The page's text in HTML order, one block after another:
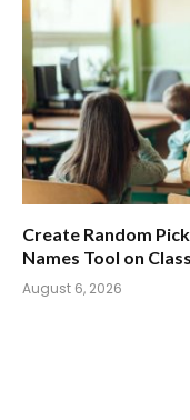
Create Random
Names Tool on
August 6, 2026